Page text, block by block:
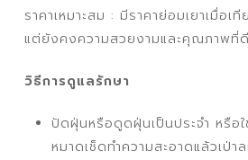
ราคาเหมาะสม : มีราคาย่อมเยาเมื่อเ
แต่ยังคงความสวยงามและคุณภาพที่ดี
วิธีการดูแลรักษา
ปัดฝุ่นหรือดูดฝุ่นเป็นประจำ หรือ
หมาดเช็ดทำความสะอาดแล้วเป่า